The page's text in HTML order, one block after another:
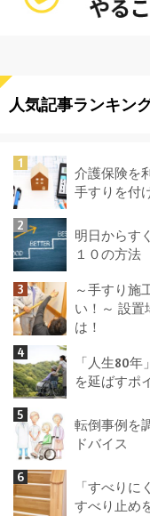
人気記事ランキン
介護保険を
手すりを付
明日からす
１０の方法
～手すり施
い！～ 設置
は！
「人生80
を延ばすポ
転倒事例を
ドバイス
「すべり
すべり止め